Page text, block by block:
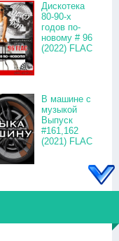
Дискотека
80-90-х
годов по-
новому # 96
(2022) FLAC
В машине с
музыкой
Выпуск
#161,162
(2021) FLAC